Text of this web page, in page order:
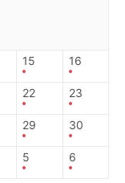
15 16
22 23
29 30
5 6